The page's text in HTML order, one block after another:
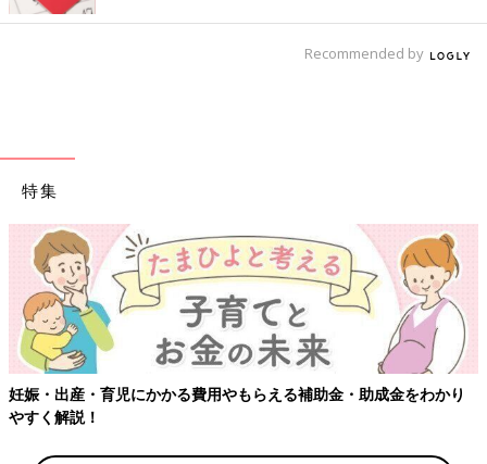
前の話
次の話
になった会陰切開…実
Recommended by
特集
妊娠・出産・育児にかかる費用やもらえる補助金・助成金をわかり
やすく解説！